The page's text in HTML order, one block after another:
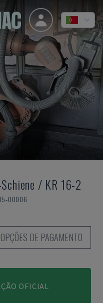
/ KR 16-2
00006
OPÇÕES DE PAGAMENTO
OFICIAL